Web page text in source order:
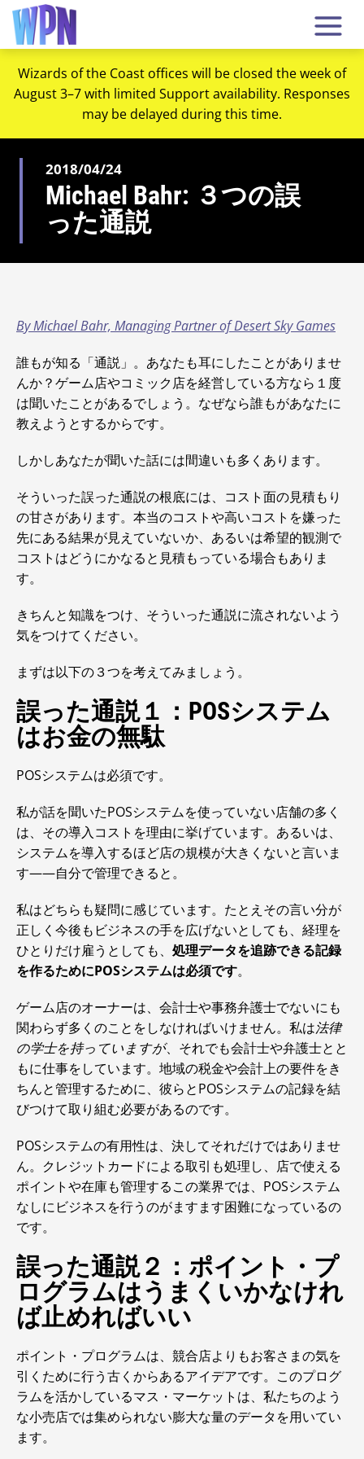
Wizards of the Coast offices will be closed the week of
August 3–7 with limited Support availability. Responses
may be delayed during this time.
2018/04/24
Michael Bahr: ３つの誤
った通説
By Michael Bahr, Managing Partner of Desert Sky Games
誰もが知る「通説」。あなたも耳にしたことがありませ
んか？ゲーム店やコミック店を経営している方なら１度
は聞いたことがあるでしょう。なぜなら誰もがあなたに
教えようとするからです。
しかしあなたが聞いた話には間違いも多くあります。
そういった誤った通説の根底には、コスト面の見積もり
の甘さがあります。本当のコストや高いコストを嫌った
先にある結果が見えていないか、あるいは希望的観測で
コストはどうにかなると見積もっている場合もありま
す。
きちんと知識をつけ、そういった通説に流されないよう
気をつけてください。
まずは以下の３つを考えてみましょう。
誤った通説１：POSシステム
はお金の無駄
POSシステムは必須です。
私が話を聞いたPOSシステムを使っていない店舗の多く
は、その導入コストを理由に挙げています。あるいは、
システムを導入するほど店の規模が大きくないと言いま
す――自分で管理できると。
私はどちらも疑問に感じています。たとえその言い分が
正しく今後もビジネスの手を広げないとしても、経理を
ひとりだけ雇うとしても、 処理データを追跡できる記録
を作るためにPOSシステムは必須です。
ゲーム店のオーナーは、会計士や事務弁護士でないにも
関わらず多くのことをしなければいけません。私は法律
の学士を持っていますが、それでも会計士や弁護士とと
もに仕事をしています。地域の税金や会計上の要件をき
ちんと管理するために、彼らとPOSシステムの記録を結
びつけて取り組む必要があるのです。
POSシステムの有用性は、決してそれだけではありませ
ん。クレジットカードによる取引も処理し、店で使える
ポイントや在庫も管理するこの業界では、POSシステム
なしにビジネスを行うのがますます困難になっているの
です。
誤った通説２：ポイント・プ
ログラムはうまくいかなけれ
ば止めればいい
ポイント・プログラムは、競合店よりもお客さまの気を
引くために行う古くからあるアイデアです。このプログ
ラムを活かしているマス・マーケットは、私たちのよう
な小売店では集められない膨大な量のデータを用いてい
ます。